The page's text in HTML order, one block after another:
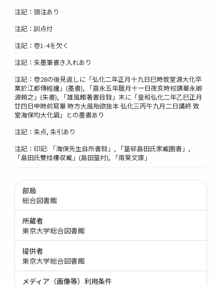
注記：頭注あり
注記：訓点付
注記：卷1-4を欠く
注記：朱墨筆書き入れあり
注記：卷28の後見返しに「弘化二年正月十九日巳時致堂源大化卒
業於江都傳經廬」(墨書), 「嘉永五年臘月十一日夜亥時校讀畢永卿
源頼之」(朱書), 「雄風館著書目録」末に「皇和弘化二年乙巳正月
廿四日申時前冩畢 時方大風殆欲抜本 弘化三丙午九月二日講終 致
堂海保均大化識」との墨書あり
注記：朱点, 朱引あり
注記：印記: 「海保先生自所書録」, 「篁邨島田氏家臧圖書」,
「島田氏雙桂樓収臧」(島田篁村), 「南葵文庫」
部局
総合図書館
所蔵者
東京大学総合図書館
提供者
東京大学総合図書館
メディア（画像等）利用条件